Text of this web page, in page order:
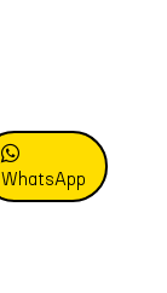
WhatsApp